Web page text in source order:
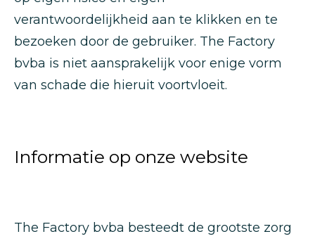
verantwoordelijkheid aan te klikken en te
bezoeken door de gebruiker. The Factory
bvba is niet aansprakelijk voor enige vorm
van schade die hieruit voortvloeit.
Informatie op onze website
The Factory bvba besteedt de grootste zorg